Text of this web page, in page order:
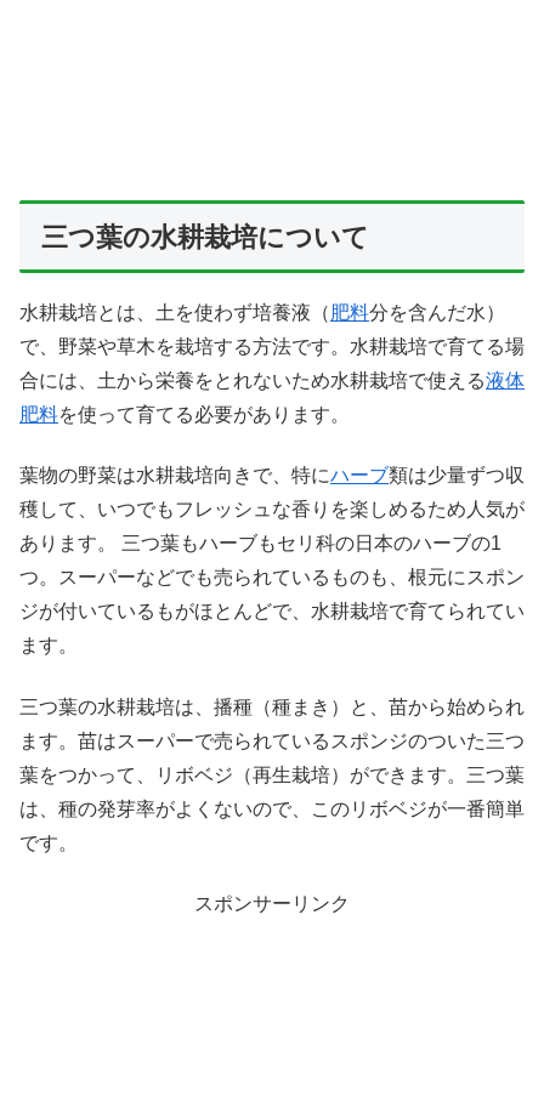
三つ葉の水耕栽培について
水耕栽培とは、土を使わず培養液（肥料分を含んだ水）
で、野菜や草木を栽培する方法です。水耕栽培で育てる場
合には、土から栄養をとれないため水耕栽培で使える液体
肥料を使って育てる必要があります。
葉物の野菜は水耕栽培向きで、特にハーブ類は少量ずつ収
穫して、いつでもフレッシュな香りを楽しめるため人気が
あります。
三つ葉もハーブもセリ科の日本のハーブの1
つ。スーパーなどでも売られているものも、根元にスポン
ジが付いているもがほとんどで、水耕栽培で育てられてい
ます。
三つ葉の水耕栽培は、播種（種まき）と、苗から始められ
ます。苗はスーパーで売られているスポンジのついた三つ
葉をつかって、リボベジ（再生栽培）ができます。三つ葉
は、種の発芽率がよくないので、このリボベジが一番簡単
です。
スポンサーリンク